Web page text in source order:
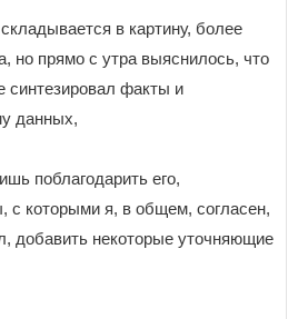
в картину, более
но прямо с утра выяснилось, что
синтезировал факты и
данных,
поблагодарить его,
с которыми я, в общем, согласен,
добавить некоторые уточняющие